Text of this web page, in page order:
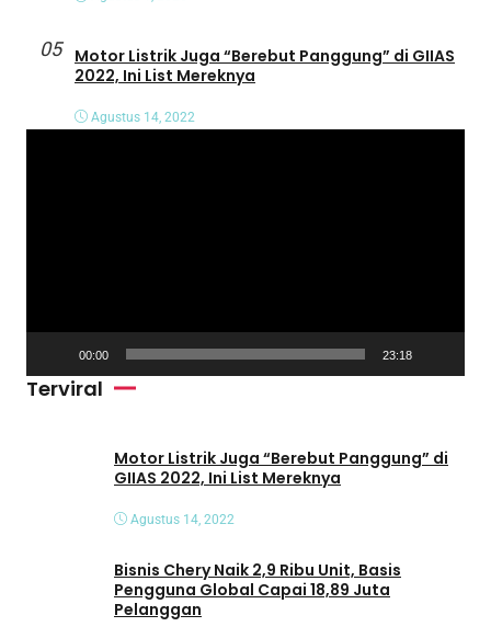
05
Motor Listrik Juga “Berebut Panggung” di GIIAS
2022, Ini List Mereknya
Agustus 14, 2022
d
00:00 23:18
Terviral
Motor Listrik Juga “Berebut Panggung” di
GIIAS 2022, Ini List Mereknya
Agustus 14, 2022
Bisnis Chery Naik 2,9 Ribu Unit, Basis
Pengguna Global Capai 18,89 Juta
Pelanggan